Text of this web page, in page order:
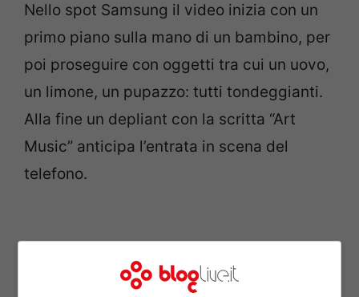
Nello spot Samsung il video inizia con un
primo piano sulla mano di un bambino, per
poi proseguire con oggetti tra cui un uovo,
un limone, un pupazzo: tutti tondeggianti.
Alla fine un depliant con la scritta “Art
Music” anticipa l’entrata in scena del
telefono.